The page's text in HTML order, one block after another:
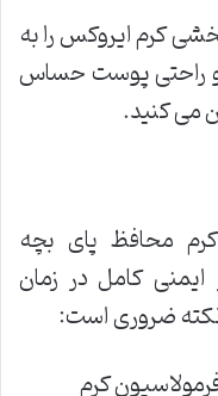
کرم ایروکس را به
و راحتی پوست حساس
می کنید.
محافظ پای بچه
کامل در زمان
ضروری است:
کرم